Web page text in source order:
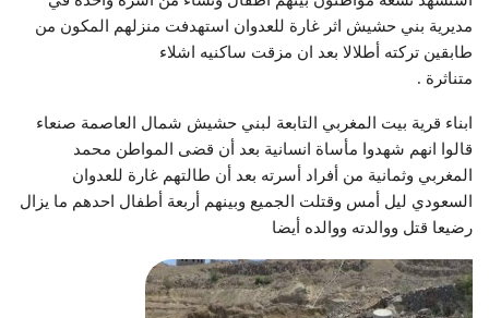
مديرية بني حشيش اثر غارة للعدوان استهدفت منزلهم المكون من
طابقين تركته أطلالا بعد ان مزقت ساكنيه اشلاء
متناثرة .
ابناء قرية بيت المغربي التابعة لبني حشيش شمال العاصمة صنعاء
قالوا انهم شهدوا مأساة انسانية بعد أن قضى المواطن محمد
المغربي وثمانية من أفراد أسرته بعد أن طالتهم غارة للعدوان
السعودي ليل أمس وقتلت الجميع وبينهم أربعة أطفال احدهم ما يزال
رضيعا قتل ووالدته ووالده أيضا